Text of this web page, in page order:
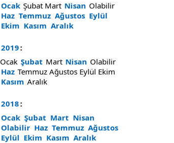
Ocak Şubat Mart Nisan Olabilir
Haz Temmuz Ağustos Eylül
Ekim Kasım Aralık
2019 :
Ocak Şubat Mart Nisan Olabilir
Haz Temmuz Ağustos Eylül Ekim
Kasım Aralık
2018 :
Ocak Şubat Mart Nisan
Olabilir Haz Temmuz Ağustos
Eylül Ekim Kasım Aralık